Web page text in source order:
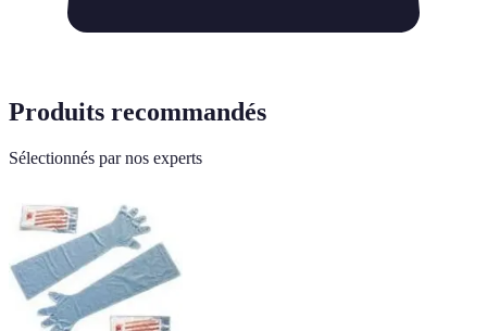
Produits recommandés
Sélectionnés par nos experts